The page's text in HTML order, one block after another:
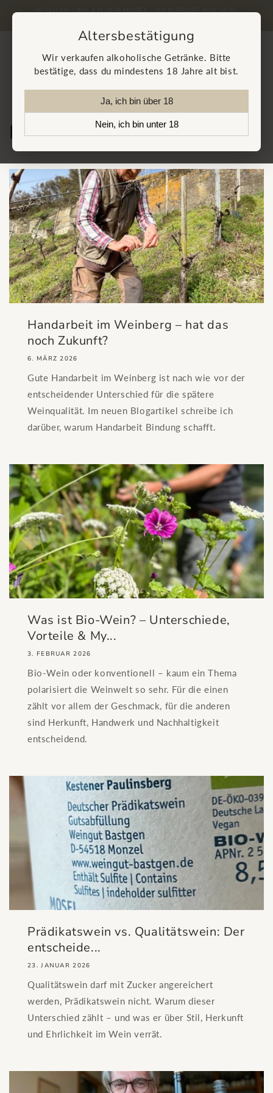
zum NEWS UND AKTIONEN IN UNSEREM NEWSLETTER
Warenkorb
News
Handarbeit im Weinberg – hat das
noch Zukunft?
6. MÄRZ 2026
Gute Handarbeit im Weinberg ist nach wie vor der
entscheidender Unterschied für die spätere
Weinqualität. Im neuen Blogartikel schreibe ich
darüber, warum Handarbeit Bindung schafft.
Was ist Bio-Wein? – Unterschiede,
Vorteile & My...
3. FEBRUAR 2026
Bio-Wein oder konventionell – kaum ein Thema
polarisiert die Weinwelt so sehr. Für die einen
zählt vor allem der Geschmack, für die anderen
sind Herkunft, Handwerk und Nachhaltigkeit
entscheidend.
Prädikatswein vs. Qualitätswein: Der
entscheide...
23. JANUAR 2026
Qualitätswein darf mit Zucker angereichert
werden, Prädikatswein nicht. Warum dieser
Unterschied zählt – und was er über Stil, Herkunft
und Ehrlichkeit im Wein verrät.
Altersbestätigung
Wir verkaufen alkoholische Getränke. Bitte
bestätige, dass du mindestens 18 Jahre alt bist.
Ja, ich bin über 18
Nein, ich bin unter 18